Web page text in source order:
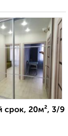
срок, 20м², 3/9